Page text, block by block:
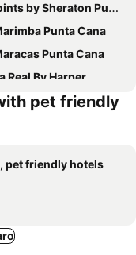
by Sheraton Puntacana
Punta Cana
Punta Cana
Real By Harper
Cap Cana
pet friendly
pet friendly hotels